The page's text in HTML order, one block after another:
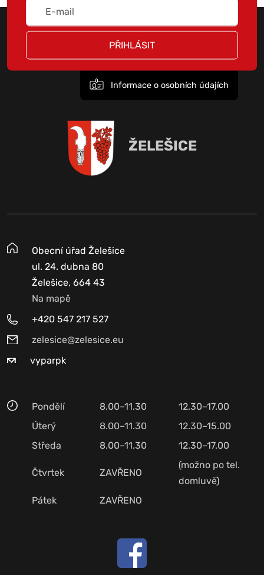
PŘIHLÁSIT
Informace o osobních údajích
ŽELEŠICE
Obecní úřad Želešice
ul. 24. dubna 80
Želešice, 664 43
Na mapě
+420 547 217 527
zelesice@zelesice.eu
vyparpk
Pondělí 8.00–11.30
12.30–17.00
Úterý
8.00–11.30
12.30–15.00
Středa
8.00–11.30 12.30–17.00
Čtvrtek ZAVŘENO
(možno po tel.
domluvě)
Pátek
ZAVŘENO